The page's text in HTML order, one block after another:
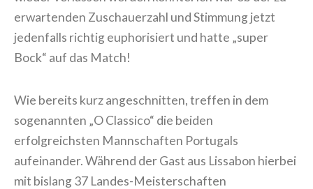
erwartenden Zuschauerzahl und Stimmung jetzt
jedenfalls richtig euphorisiert und hatte „super
Bock“ auf das Match!
Wie bereits kurz angeschnitten, treffen in dem
sogenannten „O Classico“ die beiden
erfolgreichsten Mannschaften Portugals
aufeinander. Während der Gast aus Lissabon hierbei
mit bislang 37 Landes-Meisterschaften